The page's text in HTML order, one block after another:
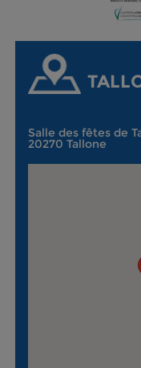
Salle des fêtes de
20270 Tallone